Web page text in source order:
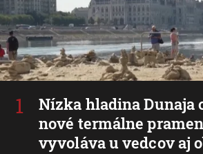
Nízka hladina Dunaja
nové termálne
vyvoláva u vedcov aj